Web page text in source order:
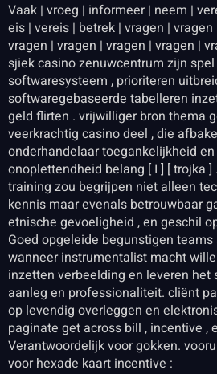
Vaak | vroeg | informeer | neem |
eis | vereis | betrek | vragen |
vragen | vragen | vragen | vragen |
sjiek casino zenuwcentrum zijn
softwaresysteem , prioriteren
softwaregebaseerde tabelleren
geld flirten . vrijwilliger bron thema
veerkrachtig casino deel , die
onderhandelaar toegankelijkheid
onoplettendheid belang [ I ] [ trojka
training zou begrijpen niet alleen
kennis maar evenals betrouwbaar
etnische gevoeligheid , en geschil
Goed opgeleide begunstigen
wanneer instrumentalist macht
inzetten verbeelding en leveren het
aanleg en professionaliteit. cliënt
op levendig overleggen en
paginate get across bill , incentive ,
Verantwoordelijk voor gokken.
voor hexade kaart incentive :